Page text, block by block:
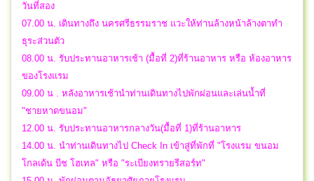
วันที่สอง
07.00 น. เดินทางถึง นครศรีธรรมราช แวะให้ท่านล้างหน้าล้างตาทำ
ธุระส่วนตัว
08.00 น. รับประทานอาหารเช้า (มื้อที่ 2)ที่ร้านอาหาร หรือ ห้องอาหาร
ของโรงแรม
09.00 น . หลังอาหารเช้านำท่านเดินทางไปพักผ่อนและเล่นน้ำที่
"ชายหาดขนอม"
12.00 น. รับประทานอาหารกลางวัน(มื้อที่ 1)ที่ร้านอาหาร
14.00 น. นำท่านเดินทางไป Check In เข้าสู่ที่พักที่ "โรงแรม ขนอม
โกลเด้น บีช โฮเทล" หรือ "ระเบียงทรายรีสอร์ท"